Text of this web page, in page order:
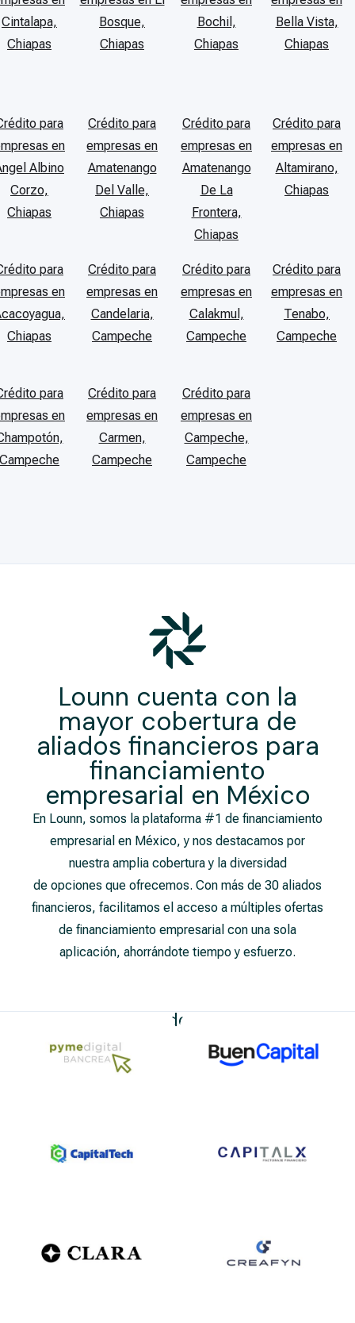
Cintalapa,
Chiapas
Bosque,
Chiapas
Bochil,
Chiapas
Bella Vista,
Chiapas
para
en
Albino
Corzo,
Chiapas
Crédito para
empresas en
Amatenango
Del Valle,
Chiapas
Crédito para
empresas en
Amatenango
De La
Frontera,
Chiapas
Crédito para
empresas en
Altamirano,
Chiapas
para
en
Chiapas
Crédito para
empresas en
Candelaria,
Campeche
Crédito para
empresas en
Calakmul,
Campeche
Crédito para
empresas en
Tenabo,
Campeche
para
en
Campeche
Crédito para
empresas en
Carmen,
Campeche
Crédito para
empresas en
Campeche,
Campeche
Lounn cuenta con la
mayor cobertura de
aliados financieros para
financiamiento
empresarial​ en México
En Lounn, somos la plataforma #1 de financiamiento
empresarial en México, y nos destacamos por
nuestra amplia cobertura y la diversidad
de opciones que ofrecemos. Con más de 30 aliados
financieros, facilitamos el acceso a múltiples ofertas
de financiamiento empresarial con una sola
aplicación, ahorrándote tiempo y esfuerzo.
Nuestros Aliados Financieros